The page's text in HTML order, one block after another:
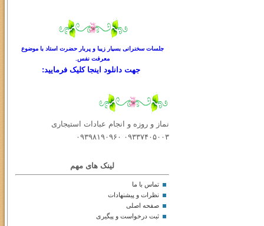
جلسات سخنرانی بسیار زیبا و پربار حضرت استاد با موضوع
معرفت نفس.
جهت دانلود اینجا کلیک فرمایید:
نماز و روزه و انجام عبادات استیجاری
۰۹۳۳۷۴۰۵۰۰۳ ۰۹۳۹۸۱۹۰۹۶۰
لینک های مهم
تماس با ما
نظرات و پیشنهادات
صفحه اصلی
ثبت درخواست و پیگیری